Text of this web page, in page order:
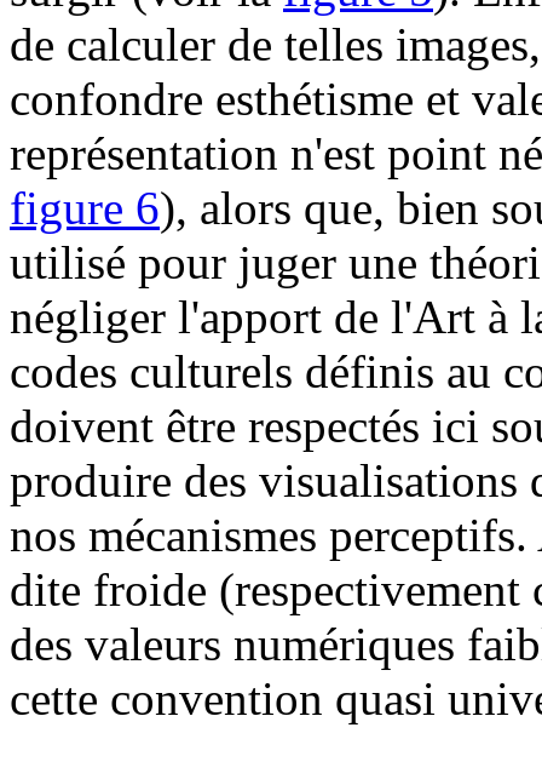
de calculer de telles
confondre esthétisme et
représentation n'est point
figure 6), alors que, bien
utilisé pour juger une
négliger l'apport de l'Art à
codes culturels définis au
doivent être respectés ici
produire des visualisations
nos mécanismes
dite froide (respectivement
des valeurs numériques
cette convention quasi